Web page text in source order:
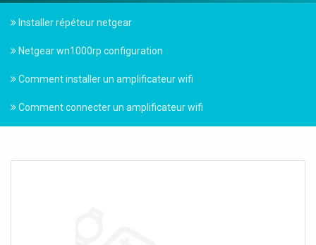
Installer répéteur netgear
Netgear wn1000rp configuration
Comment installer un amplificateur wifi
Comment connecter un amplificateur wifi